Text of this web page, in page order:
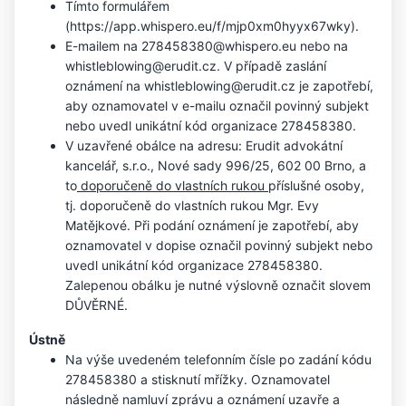
Tímto formulářem
(https://app.whispero.eu/f/mjp0xm0hyyx67wky).
E-mailem na 278458380@whispero.eu nebo na
whistleblowing@erudit.cz. V případě zaslání
oznámení na whistleblowing@erudit.cz je zapotřebí,
aby oznamovatel v e-mailu označil povinný subjekt
nebo uvedl unikátní kód organizace 278458380.
V uzavřené obálce na adresu: Erudit advokátní
kancelář, s.r.o., Nové sady 996/25, 602 00 Brno, a
to doporučeně do vlastních rukou příslušné osoby,
tj. doporučeně do vlastních rukou Mgr. Evy
Matějkové. Při podání oznámení je zapotřebí, aby
oznamovatel v dopise označil povinný subjekt nebo
uvedl unikátní kód organizace 278458380.
Zalepenou obálku je nutné výslovně označit slovem
DŮVĚRNÉ.
Ústně
Na výše uvedeném telefonním čísle po zadání kódu
278458380 a stisknutí mřížky. Oznamovatel
následně namluví zprávu a oznámení uzavře a